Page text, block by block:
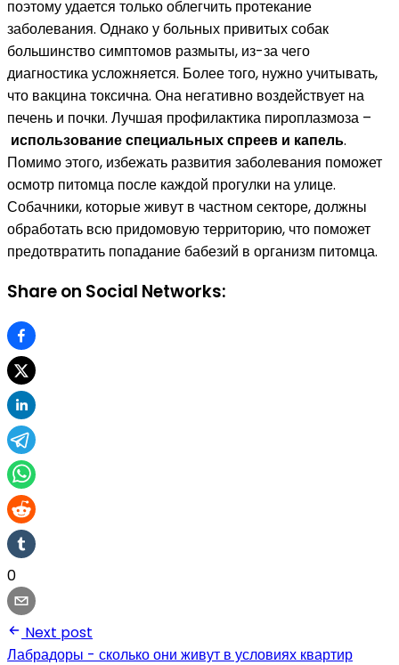
поэтому удается только облегчить протекание
заболевания. Однако у больных привитых собак
большинство симптомов размыты, из-за чего
диагностика усложняется. Более того, нужно учитывать,
что вакцина токсична. Она негативно воздействует на
печень и почки. Лучшая профилактика пироплазмоза –
использование специальных спреев и капель.
Помимо этого, избежать развития заболевания поможет
осмотр питомца после каждой прогулки на улице.
Собачники, которые живут в частном секторе, должны
обработать всю придомовую территорию, что поможет
предотвратить попадание бабезий в организм питомца.
Share on Social Networks:
0
Next post
Лабрадоры - сколько они живут в условиях квартир